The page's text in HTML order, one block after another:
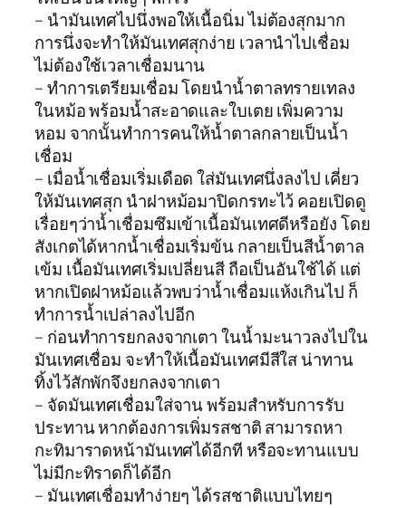
– นำมันเทศไปนึ่งพอให้เนื้อนิ่ม ไม่ต้องสุกมาก
การนึ่งจะทำให้มันเทศสุกง่าย เวลานำไปเชื่อม
ไม่ต้องใช้เวลาเชื่อมนาน
– ทำการเตรียมเชื่อม โดยนำน้ำตาลทรายเทลง
ในหม้อ พร้อมน้ำสะอาดและใบเตย เพิ่มความ
หอม จากนั้นทำการคนให้น้ำตาลกลายเป็นน้ำ
เชื่อม
– เมื่อน้ำเชื่อมเริ่มเดือด ใส่มันเทศนึ่งลงไป เคี่ยว
ให้มันเทศสุก นำฝาหม้อมาปิดกรทะไว้ คอยเปิดดู
เรื่อยๆว่าน้ำเชื่อมซึมเข้าเนื้อมันเทศดีหรือยัง โดย
สังเกตได้หากน้ำเชื่อมเริ่มข้น กลายเป็นสีน้ำตาล
เข้ม เนื้อมันเทศเริ่มเปลี่ยนสี ถือเป็นอันใช้ได้ แต่
หากเปิดฝาหม้อแล้วพบว่าน้ำเชื่อมแห้งเกินไป ก็
ทำการน้ำเปล่าลงไปอีก
– ก่อนทำการยกลงจากเตา ในน้ำมะนาวลงไปใน
มันเทศเชื่อม จะทำให้เนื้อมันเทศมีสีใส น่าทาน
ทิ้งไว้สักพักจึงยกลงจากเตา
– จัดมันเทศเชื่อมใส่จาน พร้อมสำหรับการรับ
ประทาน หากต้องการเพิ่มรสชาติ สามารถหา
กะทิมาราดหน้ามันเทศได้อีกที หรือจะทานแบบ
ไม่มีกะทิราดก็ได้อีก
– มันเทศเชื่อมทำง่ายๆ ได้รสชาติแบบไทยๆ